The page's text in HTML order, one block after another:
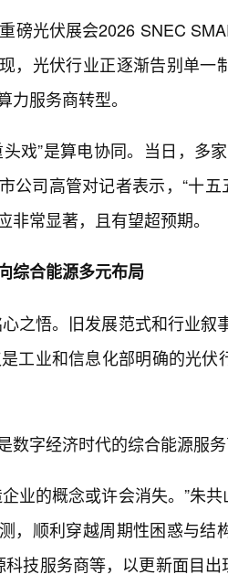
磅光伏展会2026 SNEC
，光伏行业正逐渐告别单
力服务商转型。
头戏”是算电协同。当日，多
公司高管对记者表示，“十
非常显著，且有望超预期。
综合能源多元布局
之悟。旧发展范式和行业
工业和信息化部明确的光
数字经济时代的综合能源服
业的概念或许会消失。”朱
，顺利穿越周期性困惑与
技服务商等，以更新面目